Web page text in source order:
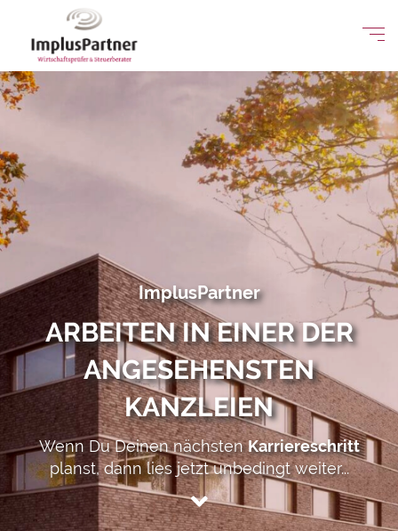
ImplusPartner
ARBEITEN IN EINER DER
ANGESEHENSTEN
KANZLEIEN
Wenn Du Deinen nächstenKarriereschritt
planst, dann lies jetzt unbedingt weiter...